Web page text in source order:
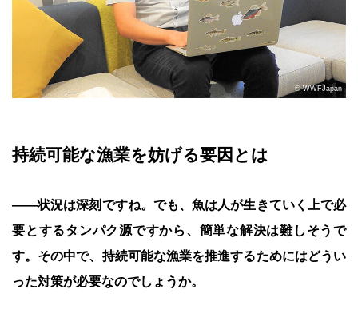
© WWFJapan
持続可能な漁業を妨げる要因とは
――状況は深刻ですね。でも、魚は人が生きていく上で必
要とするタンパク源ですから、簡単な解決は難しそうで
す。その中で、持続可能な漁業を推進するためにはどうい
った対策が必要なのでしょうか。